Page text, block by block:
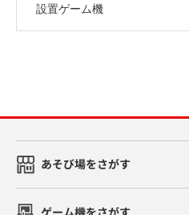
設置ゲーム機
あそび場をさがす
ゲーム機をさがす